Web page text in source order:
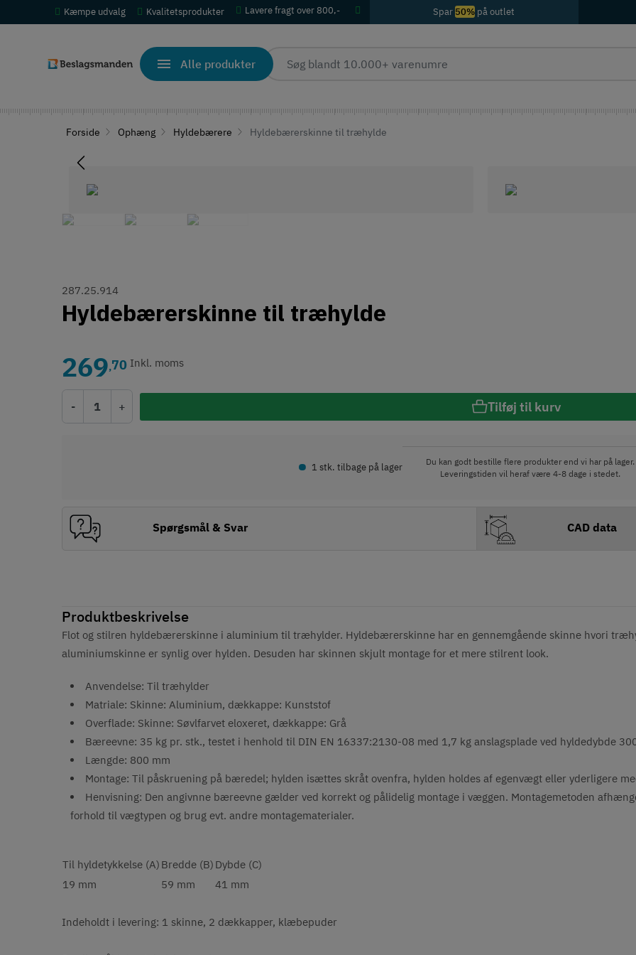
Kæmpe udvalg Kvalitetsprodukter Lavere fragt over 800,- Spar 50% på outlet
Alle produkter
Forside Ophæng Hyldebærere Hyldebærerskinne til træhylde
Produktbeskrivelse
Flot og stilren hyldebærerskinne i aluminium til træhylder. Hyldebærerskinne har en gennemgående skinne hvori
aluminiumskinne er synlig over hylden. Desuden har skinnen skjult montage for et mere stilrent look.
Anvendelse: Til træhylder
Matriale: Skinne: Aluminium, dækkappe: Kunststof
Overflade: Skinne: Søvlfarvet eloxeret, dækkappe: Grå
Bæreevne: 35 kg pr. stk., testet i henhold til DIN EN 16337:2130-08 med 1,7 kg anslagsplade ved hyldedybde
Længde: 800 mm
Montage: Til påskruening på bæredel; hylden isættes skråt ovenfra, hylden holdes af egenvægt eller yderligere
Henvisning: Den angivnne bæreevne gælder ved korrekt og pålidelig montage i væggen. Montagemetoden
forhold til vægtypen og brug evt. andre montagematerialer.
Til hyldetykkelse (A) Bredde (B) Dybde (C)
19 mm
59 mm 41 mm
Indeholdt i levering: 1 skinne, 2 dækkapper, klæbepuder
287.25.914
Hyldebærerskinne til træhylde
269,70 Inkl. moms
- + Tilføj til kurv
• 1 stk. tilbage på lager
Du kan godt bestille flere produkter end vi har på lager.
Leveringstiden vil heraf være 4-8 dage i stedet.
Spørgsmål & Svar CAD data